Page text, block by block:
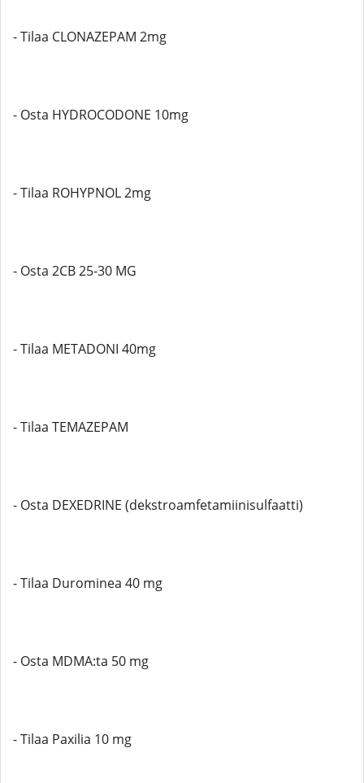
- Tilaa CLONAZEPAM 2mg
- Osta HYDROCODONE 10mg
- Tilaa ROHYPNOL 2mg
- Osta 2CB 25-30 MG
- Tilaa METADONI 40mg
- Tilaa TEMAZEPAM
- Osta DEXEDRINE (dekstroamfetamiinisulfaatti)
- Tilaa Durominea 40 mg
- Osta MDMA:ta 50 mg
- Tilaa Paxilia 10 mg